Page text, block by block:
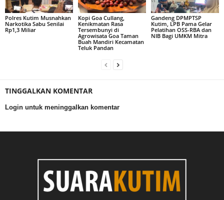
Polres Kutim Musnahkan
Narkotika Sabu Senilai
Rp1,3 Miliar
Kopi Goa Cullang,
Kenikmatan Rasa
Tersembunyi di
Agrowisata Goa Taman
Buah Mandiri Kecamatan
Teluk Pandan
Gandeng DPMPTSP
Kutim, LPB Pama Gelar
Pelatihan OSS-RBA dan
NIB Bagi UMKM Mitra
TINGGALKAN KOMENTAR
Login untuk meninggalkan komentar